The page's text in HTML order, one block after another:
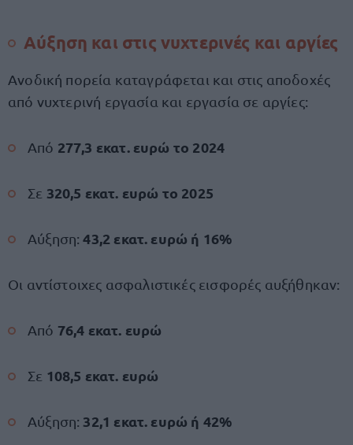
Αύξηση και στις νυχτερινές και αργίες
Ανοδική πορεία καταγράφεται και στις αποδοχές
από νυχτερινή εργασία και εργασία σε αργίες:
Από 277,3 εκατ. ευρώ το 2024
Σε 320,5 εκατ. ευρώ το 2025
Αύξηση:43,2 εκατ. ευρώ ή 16%
Οι αντίστοιχες ασφαλιστικές εισφορές αυξήθηκαν:
Από 76,4 εκατ. ευρώ
Σε 108,5 εκατ. ευρώ
Αύξηση: 32,1 εκατ. ευρώ ή 42%